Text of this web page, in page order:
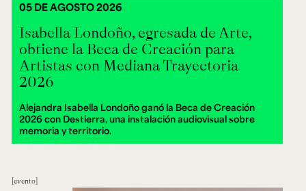
Isabella Londoño, egresada de Arte,
obtiene la Beca de Creación para
Artistas con Mediana Trayectoria
2026
Alejandra Isabella Londoño ganó la Beca de Creación
2026 con Destierra, una instalación audiovisual sobre
memoria y territorio.
05 DE AGOSTO 2026
evento